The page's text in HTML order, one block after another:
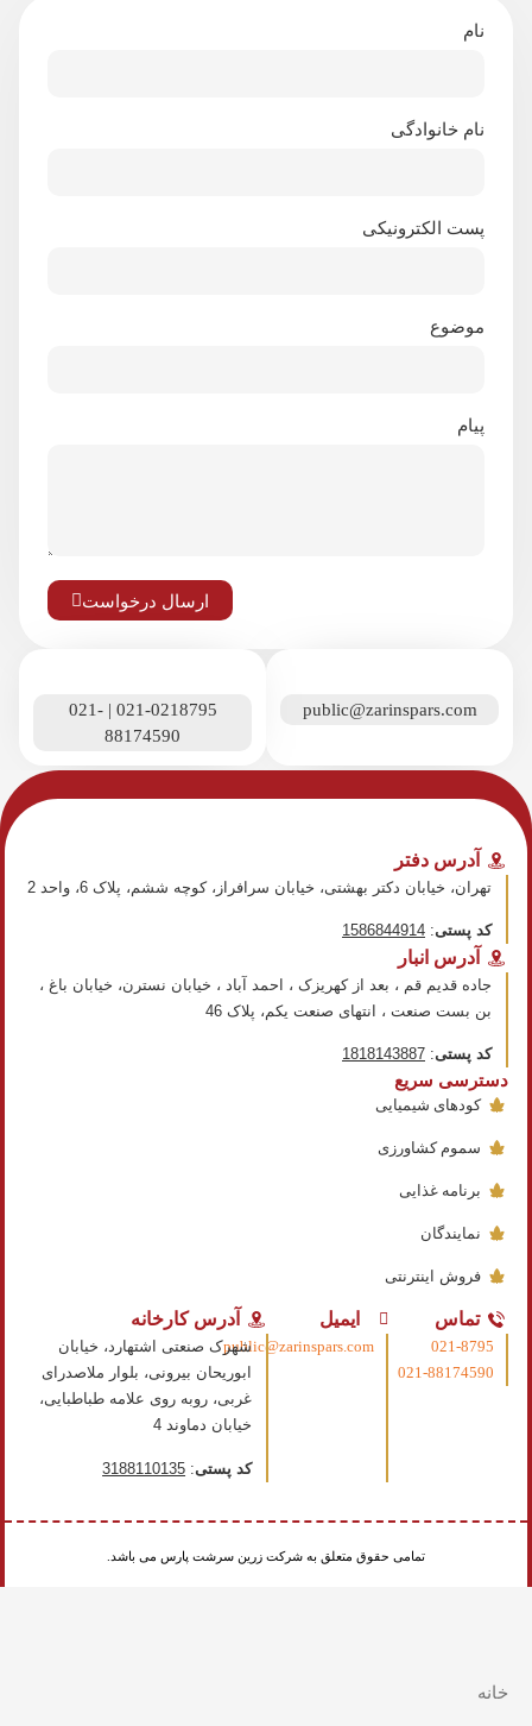
نام
نام خانوادگی
پست الکترونیکی
موضوع
پیام
ارسال درخواست
public@zarinspars.com
021-0218795 | 021-
88174590
آدرس دفتر
تهران، خیابان دکتر بهشتی، خیابان سرافراز، کوچه ششم، پلاک 6، واحد 2
کد پستی:
1586844914
آدرس انبار
جاده قدیم قم ، بعد از کهریزک ، احمد آباد ، خیابان نسترن، خیابان باغ ،
بن بست صنعت ، انتهای صنعت​ یکم، پلاک 46
کد پستی:
1818143887
دسترسی سریع
کودهای شیمیایی
سموم کشاورزی
برنامه غذایی
نمایندگان
فروش اینترنتی
تماس
021-8795
021-88174590
ایمیل
public@zarinspars.com
آدرس کارخانه
شهرک صنعتی اشتهارد، خیابان
ابوریحان بیرونی، بلوار ملاصدرای
غربی، روبه روی علامه طباطبایی،
خیابان دماوند 4
کد پستی:
3188110135
تمامی حقوق متعلق به شرکت زرین سرشت پارس می باشد.
خانه